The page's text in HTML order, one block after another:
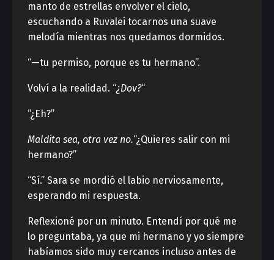
manto de estrellas envolver el cielo,
escuchando a Ruvalei tocarnos una suave
melodía mientras nos quedamos dormidos.
“—tu permiso, porque es tu hermano”.
Volví a la realidad. “¿Dov?“
“¿Eh?”
Maldita sea, otra vez no.“¿Quieres salir con mi
hermano?”
“Sí.” Sara se mordió el labio nerviosamente,
esperando mi respuesta.
Reflexioné por un minuto. Entendí por qué me
lo preguntaba, ya que mi hermano y yo siempre
habíamos sido muy cercanos incluso antes de